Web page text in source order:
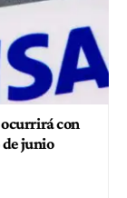
ocurrirá con
de junio